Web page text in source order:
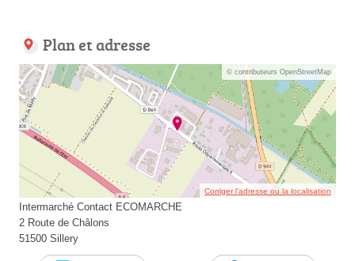
Plan et adresse
© contributeurs OpenStreetMap
Corriger l’adresse ou la localisation
Intermarché Contact ECOMARCHE
2 Route de Châlons
51500 Sillery